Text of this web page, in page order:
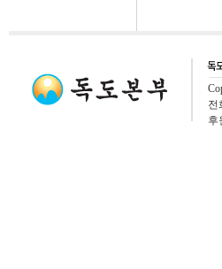
전
후